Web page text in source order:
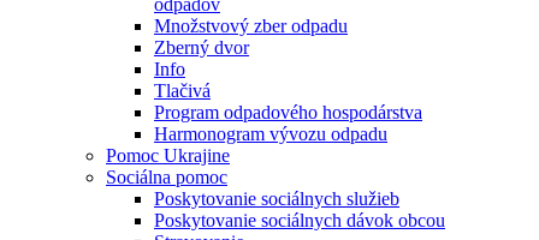
odpadov
Množstvový zber odpadu
Zberný dvor
Info
Tlačivá
Program odpadového hospodárstva
Harmonogram vývozu odpadu
Pomoc Ukrajine
Sociálna pomoc
Poskytovanie sociálnych služieb
Poskytovanie sociálnych dávok obcou